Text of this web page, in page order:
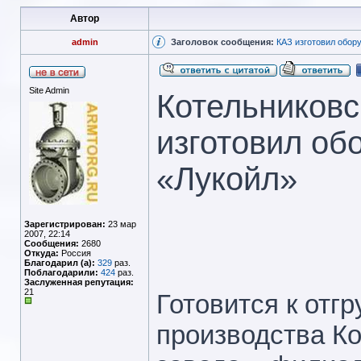
Автор
admin Заголовок сообщения: КАЗ изготовил
Site Admin
Зарегистрирован: 23 мар
2007, 22:14
Сообщения: 2680
Откуда: Россия
Благодарил (а): 329 раз.
Поблагодарили: 424 раз.
Заслуженная репутация:
21
изготовил
«Лукойл»
Готовится к
производства